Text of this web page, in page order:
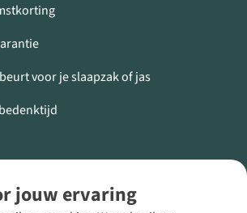
jouw ervaring
voor je slaapzak of jas